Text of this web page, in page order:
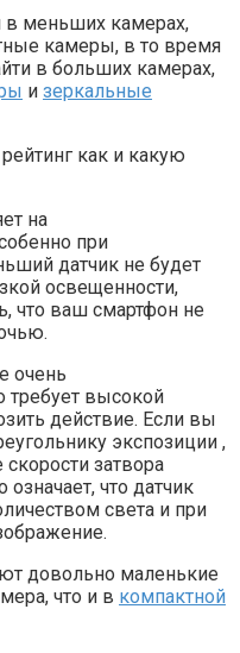
меньших камерах,
камеры, в то время
в больших камерах,
и зеркальные
на
при
датчик не будет
освещенности,
что ваш смартфон не
очень
требует высокой
действие. Если вы
экспозиции ,
затвора
что датчик
света и при
довольно маленькие
что и в компактной